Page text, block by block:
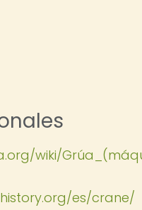
wiki/
es/crane/